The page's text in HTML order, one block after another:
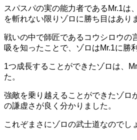
スパスパの実の能力者であるMr.1は
を斬れない限りゾロに勝ち目はあり
戦いの中で師匠であるコウシロウの
吸を知ったことで、ゾロはMr.1に勝
1つ成長することができたゾロは、
た。
強敵を乗り越えることができたゾロ
の謙虚さが良く分かりました。
これぞまさにゾロの武士道なのでし